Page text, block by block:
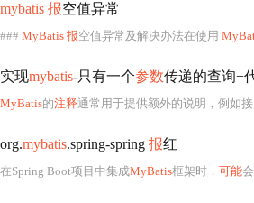
mybatis 报空值异常
### MyBatis 报空值异常及解决办法在使用
实现mybatis-只有一个参数传递的查询+
MyBatis的注释通常用于提供额外的说明，例如接
org.mybatis.spring-spring 报红
在Spring Boot项目中集成MyBatis框架时， 可能